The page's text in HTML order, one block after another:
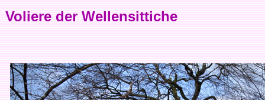
Voliere der Wellensittiche